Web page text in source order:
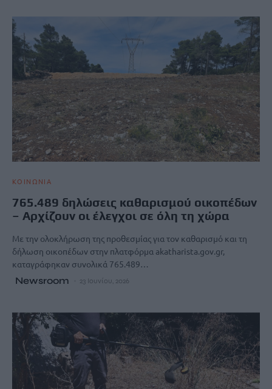
ΚΟΙΝΩΝΙΑ
765.489 δηλώσεις καθαρισμού οικοπέδων
– Αρχίζουν οι έλεγχοι σε όλη τη χώρα
Με την ολοκλήρωση της προθεσμίας για τον καθαρισμό και τη
δήλωση οικοπέδων στην πλατφόρμα akatharista.gov.gr,
καταγράφηκαν συνολικά 765.489…
Newsroom 23 Ιουνίου, 2026